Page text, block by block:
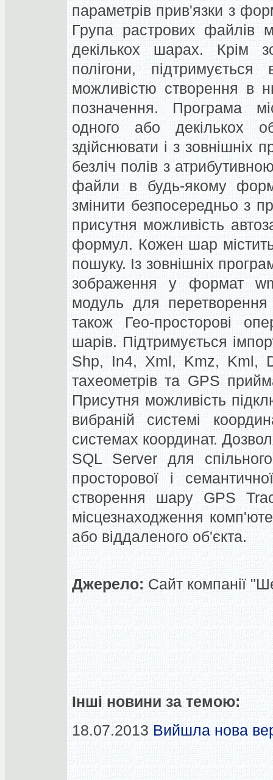
параметрів прив'язки з
Група растрових файлів
декількох шарах.
Крім
полігони,
можливістю створення в
позначення.
Програма
одного або декількох
здійснювати і з зовнішніх
безліч полів з
файли в будь-якому
змінити безпосередньо з
присутня можливість
формул. Кожен шар
пошуку. Із зовнішніх
зображення у формат
модуль для
також Гео-просторові
шарів. Підтримується
Shp, In4, Xml, Kmz, Kml,
тахеометрів та GPS
Присутня можливість
вибраній системі
системах координат.
SQL Server для
просторової і
створення шару GPS
місцезнаходження
або віддаленого об'єкта.
Джерело: Сайт компанії
Інші новини за темою:
18.07.2013 Вийшла нова